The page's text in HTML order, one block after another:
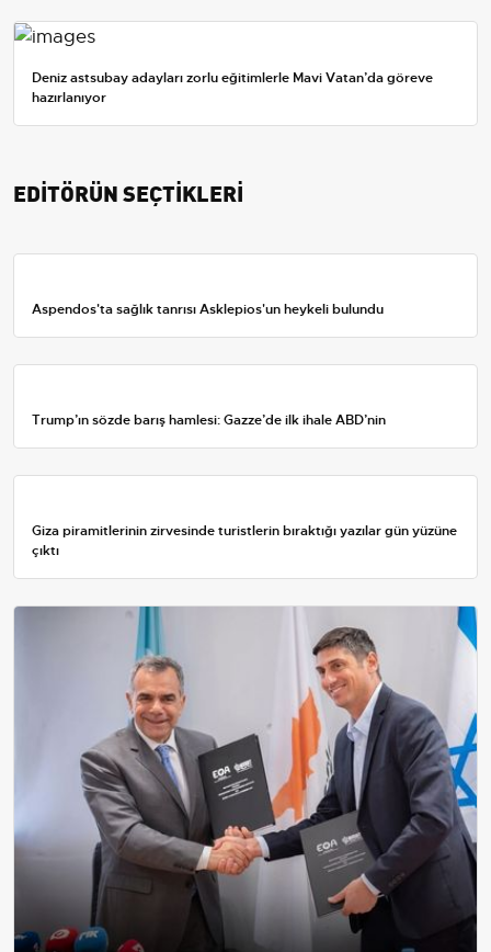
Deniz astsubay adayları zorlu eğitimlerle Mavi Vatan’da göreve
hazırlanıyor
EDİTÖRÜN SEÇTİKLERİ
Aspendos'ta sağlık tanrısı Asklepios'un heykeli bulundu
Trump’ın sözde barış hamlesi: Gazze’de ilk ihale ABD’nin
Giza piramitlerinin zirvesinde turistlerin bıraktığı yazılar gün yüzüne
çıktı